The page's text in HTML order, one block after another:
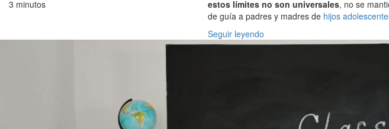
3 minutos
estos límites no son universales, no se
de guía a padres y madres de hijos
Seguir leyendo